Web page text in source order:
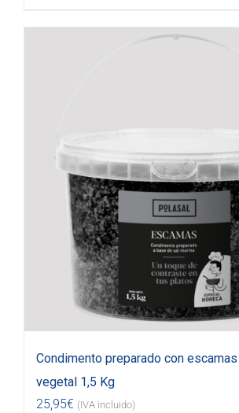
Condimento preparado con
vegetal 1,5 Kg
25,95€ (IVA incluido)